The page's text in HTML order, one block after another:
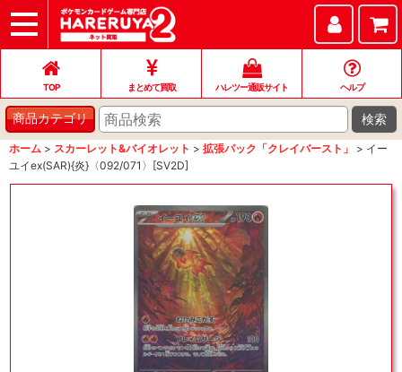
TOP
まとめて買取
ハレツー通販サイト
ヘルプ
お問い合わせ
TOP まとめて買取 ハレツー通販サイト ヘルプ
商品カテゴリ 検索
ホーム > スカーレット&バイオレット > 拡張パック「クレイバースト」 > イー
ユイex(SAR){炎}〈092/071〉[SV2D]